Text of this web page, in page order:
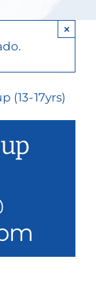
×
(13-17yrs)